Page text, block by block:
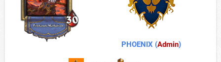
PHOENIX (Admin)